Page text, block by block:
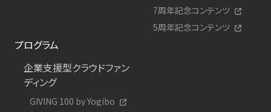
7周年記念コンテンツ
5周年記念コンテンツ
プログラム
企業支援型クラウドファン
ディング
GIVING 100 by Yogibo